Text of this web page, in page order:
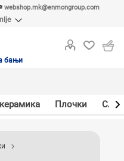
webshop.mk@enmongroup.com
бањи
Плочки